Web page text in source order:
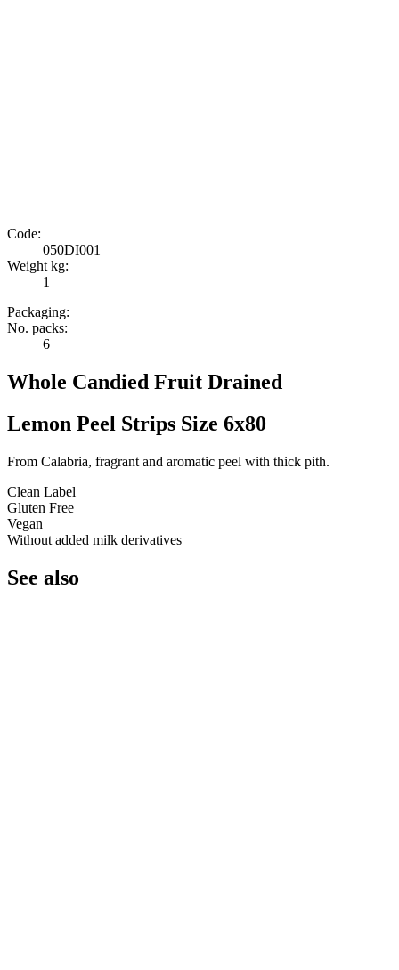
Code:
050DI001
Weight kg:
1
Packaging:
No. packs:
6
Whole Candied Fruit Drained
Lemon Peel Strips Size 6x80
From Calabria, fragrant and aromatic peel with thick pith.
Clean Label
Gluten Free
Vegan
Without added milk derivatives
See also